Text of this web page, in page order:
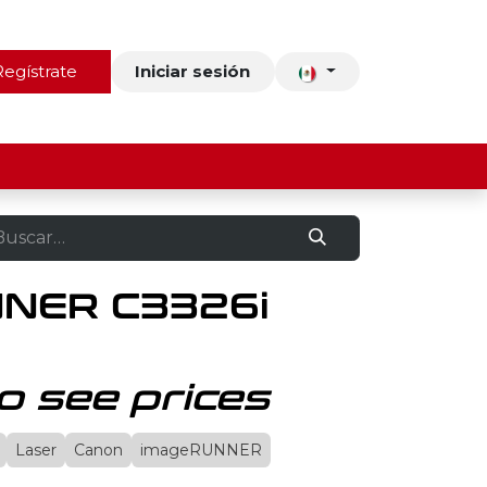
Contacto Iniciar sesión
C3326i
see prices
Laser Canon imageRUNNER